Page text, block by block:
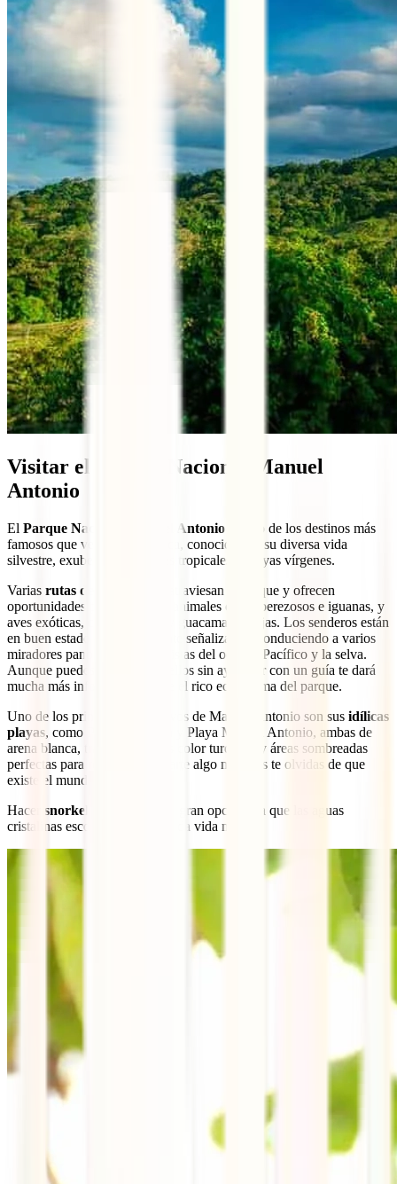
Visitar el Parque Nacional Manuel
Antonio
El Parque Nacional Manuel Antonio es uno de los destinos más
famosos que ver en Costa Rica, conocido por su diversa vida
silvestre, exuberantes bosques tropicales y playas vírgenes.
Varias rutas de senderismo
atraviesan el parque y ofrecen
oportunidades para encontrar animales como perezosos e iguanas, y
aves exóticas, como tucanes y guacamayas rojas. Los senderos están
en buen estado y perfectamente señalizados, conduciendo a varios
miradores panorámicos con vistas del océano Pacífico y la selva.
Aunque puedes navegar por ellos sin ayuda, ir con un guía te dará
mucha más información sobre el rico ecosistema del parque.
Uno de los principales atractivos de Manuel Antonio son sus idílicas
playas, como Playa Espadilla y Playa Manuel Antonio, ambas de
arena blanca, tranquilas aguas color turquesa y áreas sombreadas
perfectas para relajarse o tomarte algo mientras te olvidas de que
existe el mundo ahí fuera.
Hacer snorkel
también es una gran opción, ya que las aguas
cristalinas esconden una colorida vida marina.